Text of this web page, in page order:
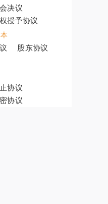
决议
授予协议
股东协议
协议
协议